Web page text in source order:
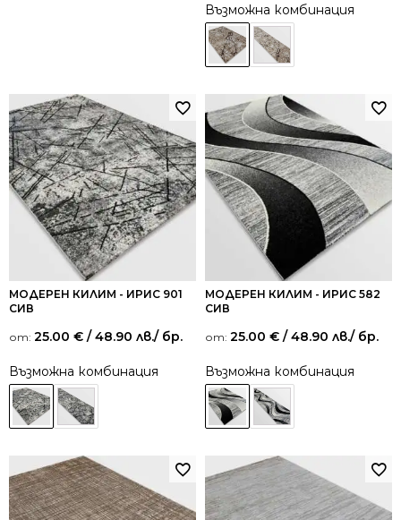
Възможна комбинация
МОДЕРЕН КИЛИМ - ИРИС 901
СИВ
от: 25.00 € / 48.90 лв./ бр.
Възможна комбинация
МОДЕРЕН КИЛИМ - ИРИС 582
СИВ
от: 25.00 € / 48.90 лв./ бр.
Възможна комбинация